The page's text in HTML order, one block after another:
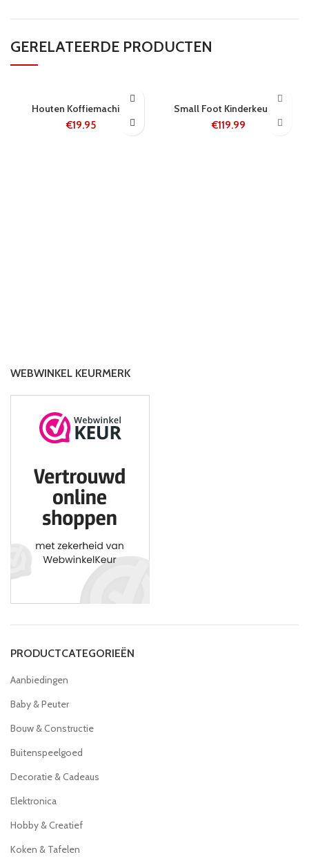
GERELATEERDE PRODUCTEN
Houten Koffiemachine
€19.95
Small Foot Kinderkeuken
€119.99
WEBWINKEL KEURMERK
PRODUCTCATEGORIEËN
Aanbiedingen
Baby & Peuter
Bouw & Constructie
Buitenspeelgoed
Decoratie & Cadeaus
Elektronica
Hobby & Creatief
Koken & Tafelen